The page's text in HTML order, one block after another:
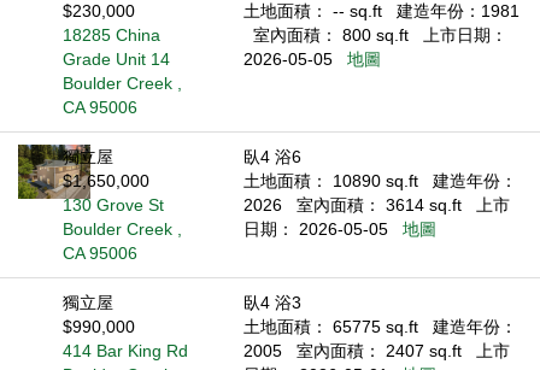
$230,000
18285 China
Grade Unit 14
Boulder Creek ,
CA 95006
土地面積： -- sq.ft
建造年份：1981
室內面積： 800 sq.ft
上市日期：
2026-05-05
地圖
獨立屋
$1,650,000
130 Grove St
Boulder Creek ,
CA 95006
臥4 浴6
土地面積： 10890 sq.ft
建造年份：
2026
室內面積： 3614 sq.ft
上市
日期： 2026-05-05
地圖
獨立屋
$990,000
414 Bar King Rd
臥4 浴3
土地面積： 65775 sq.ft
建造年份：
2005
室內面積： 2407 sq.ft
上市